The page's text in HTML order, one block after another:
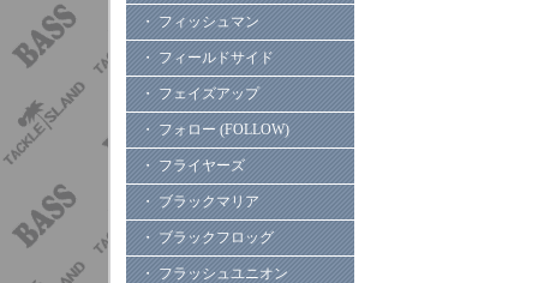
・ フィッシュマン
・ フィールドサイド
・ フェイズアップ
・ フォロー (FOLLOW)
・ フライヤーズ
・ ブラックマリア
・ ブラックフロッグ
・ フラッシュユニオン